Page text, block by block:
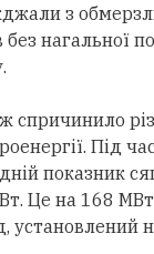
з
нагальної
спричинило
Під
показник
Це на 168 МВт
установлений